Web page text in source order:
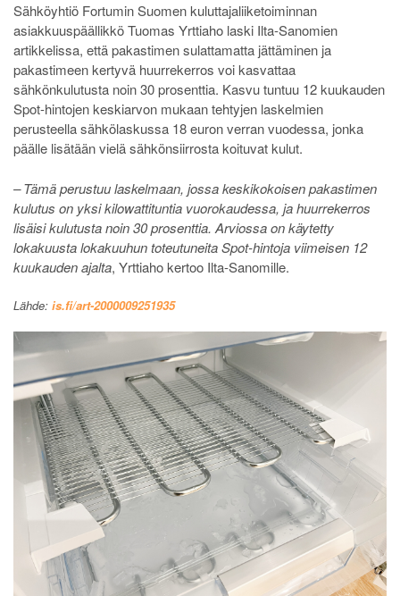
Sähköyhtiö Fortumin Suomen kuluttajaliiketoiminnan
asiakkuuspäällikkö Tuomas Yrttiaho laski Ilta-Sanomien
artikkelissa, että pakastimen sulattamatta jättäminen ja
pakastimeen kertyvä huurrekerros voi kasvattaa
sähkönkulutusta noin 30 prosenttia. Kasvu tuntuu 12 kuukauden
Spot-hintojen keskiarvon mukaan tehtyjen laskelmien
perusteella sähkölaskussa 18 euron verran vuodessa, jonka
päälle lisätään vielä sähkönsiirrosta koituvat kulut.
– Tämä perustuu laskelmaan, jossa keskikokoisen pakastimen
kulutus on yksi kilowattituntia vuorokaudessa, ja huurrekerros
lisäisi kulutusta noin 30 prosenttia. Arviossa on käytetty
lokakuusta lokakuuhun toteutuneita Spot-hintoja viimeisen 12
kuukauden ajalta, Yrttiaho kertoo Ilta-Sanomille.
Lähde: is.fi/art-2000009251935